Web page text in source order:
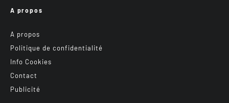
A propos
A propos
Politique de confidentialité
Info Cookies
Contact
Publicité